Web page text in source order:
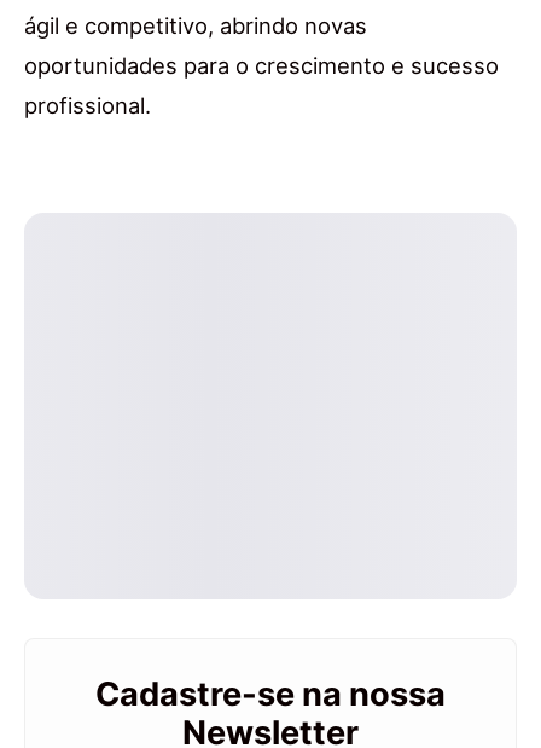
ágil e competitivo, abrindo novas
oportunidades para o crescimento e sucesso
profissional.
Cadastre-se na nossa
Newsletter